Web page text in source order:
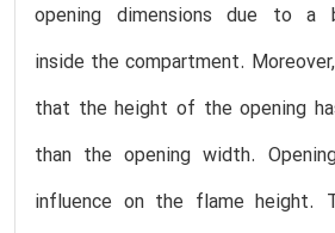
opening dimensions due to a
inside the compartment.
that the height of the opening
than the opening width.
influence on the flame height.